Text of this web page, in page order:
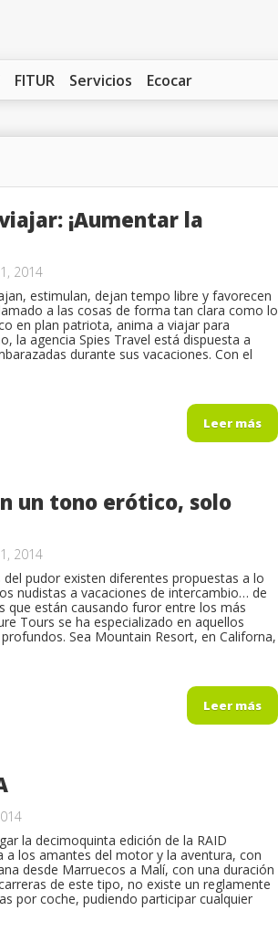
FITUR Servicios Ecocar
¡Aumentar la
2014
estimulan, dejan tempo libre y favorecen
a las cosas de forma tan clara como lo
en plan patriota, anima a viajar para
la agencia Spies Travel está dispuesta a
durante sus vacaciones. Con el
Leer más
un tono erótico, solo
2014
pudor existen diferentes propuestas a lo
nudistas a vacaciones de intercambio… de
que están causando furor entre los más
Tours se ha especializado en aquellos
Sea Mountain Resort, en Californa,
Leer más
la decimoquinta edición de la RAID
a los amantes del motor y la aventura, con
desde Marruecos a Malí, con una duración
de este tipo, no existe un reglamente
por coche, pudiendo participar cualquier